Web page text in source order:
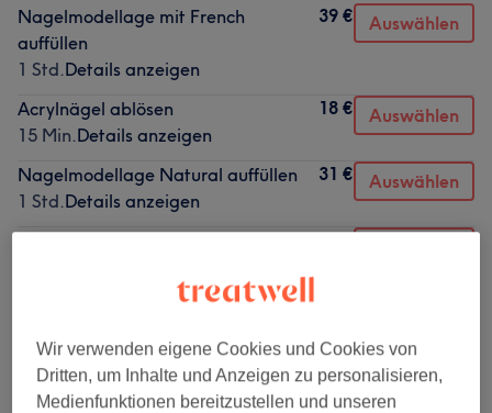
Nagelmodellage mit French
auffüllen
1 Std.Details anzeigen
39 € Auswählen
Acrylnägel ablösen
15 Min.Details anzeigen
18 € Auswählen
Nagelmodellage Natural auffüllen
1 Std.Details anzeigen
31 € Auswählen
Details anzeigen
36 €
1 Std. Details anzeigen
Auswählen
Wir verwenden eigene Cookies und Cookies von
Dritten, um Inhalte und Anzeigen zu personalisieren,
Medienfunktionen bereitzustellen und unseren